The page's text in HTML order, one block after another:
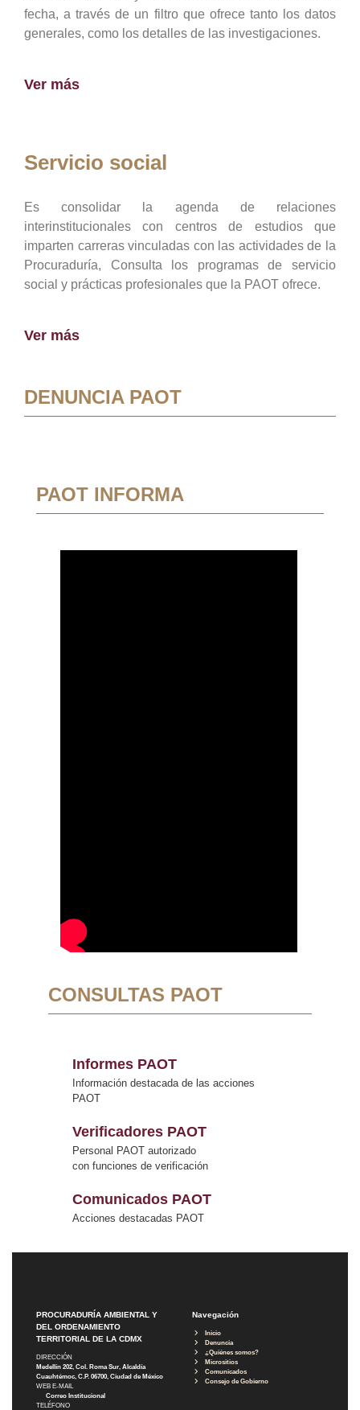
fecha, a través de un filtro que ofrece tanto los datos
generales, como los detalles de las investigaciones.
Ver más
Servicio social
Es consolidar la agenda de relaciones
interinstitucionales con centros de estudios que
imparten carreras vinculadas con las actividades de la
Procuraduría, Consulta los programas de servicio
social y prácticas profesionales que la PAOT ofrece.
Ver más
DENUNCIA PAOT
PAOT INFORMA
CONSULTAS PAOT
Informes PAOT
Información destacada de las acciones
PAOT
Verificadores PAOT
Personal PAOT autorizado
con funciones de verificación
Comunicados PAOT
Acciones destacadas PAOT
PROCURADURÍA AMBIENTAL Y
DEL ORDENAMIENTO
TERRITORIAL DE LA CDMX
DIRECCIÓN
Medellín 202, Col. Roma Sur, Alcaldía
Cuauhtémoc, C.P. 06700, Ciudad de México
WEB E-MAIL
Correo Institucional
TELÉFONO
Navegación
Inicio
Denuncia
¿Quiénes somos?
Micrositios
Comunicados
Consejo de Gobierno